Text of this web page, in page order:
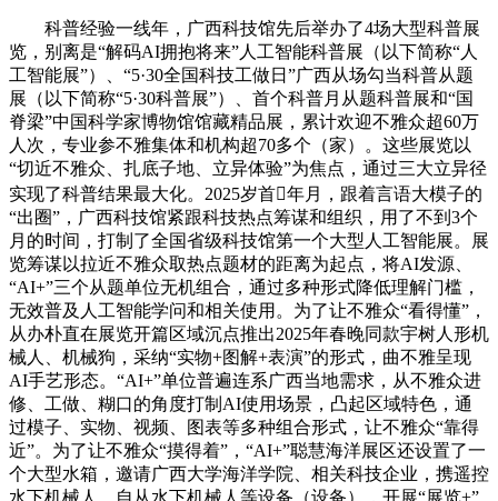
科普经验一线年，广西科技馆先后举办了4场大型科普展
览，别离是“解码AI拥抱将来”人工智能科普展（以下简称“人
工智能展”）、“5·30全国科技工做日”广西从场勾当科普从题
展（以下简称“5·30科普展”）、首个科普月从题科普展和“国
脊梁”中国科学家博物馆馆藏精品展，累计欢迎不雅众超60万
人次，专业参不雅集体和机构超70多个（家）。这些展览以
“切近不雅众、扎底子地、立异体验”为焦点，通过三大立异径
实现了科普结果最大化。2025岁首年月，跟着言语大模子的
“出圈”，广西科技馆紧跟科技热点筹谋和组织，用了不到3个
月的时间，打制了全国省级科技馆第一个大型人工智能展。展
览筹谋以拉近不雅众取热点题材的距离为起点，将AI发源、
“AI+”三个从题单位无机组合，通过多种形式降低理解门槛，
无效普及人工智能学问和相关使用。为了让不雅众“看得懂”，
从办朴直在展览开篇区域沉点推出2025年春晚同款宇树人形机
械人、机械狗，采纳“实物+图解+表演”的形式，曲不雅呈现
AI手艺形态。“AI+”单位普遍连系广西当地需求，从不雅众进
修、工做、糊口的角度打制AI使用场景，凸起区域特色，通
过模子、实物、视频、图表等多种组合形式，让不雅众“靠得
近”。为了让不雅众“摸得着”，“AI+”聪慧海洋展区还设置了一
个大型水箱，邀请广西大学海洋学院、相关科技企业，携遥控
水下机械人、自从水下机械人等设备（设备），开展“展览+”